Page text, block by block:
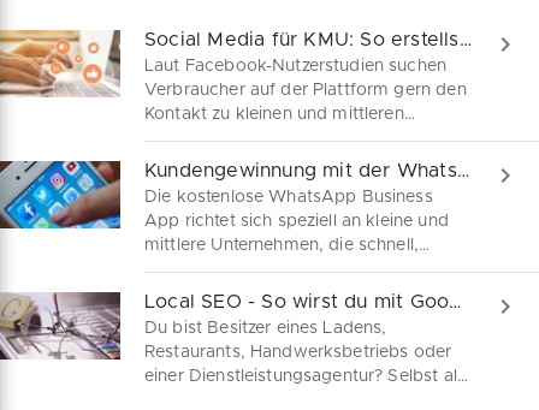
Social Media für KMU: So erstellst du deine Facebook Business Page
Laut Facebook-Nutzerstudien suchen
Verbraucher auf der Plattform gern den
Kontakt zu kleinen und mittleren
Unternehmen aus ihrer jeweiligen
Region. Allein in Deutschland haben
über 20 Millionen der aktiven Menschen
auf Facebook – von 26 Millionen
insgesamt – rund 387 Millionen
Verbindungen mit dem hiesigen
der Deutschen auf Facebook. Dieses
Potential sollten kleine und
mittelständische Unternehmen nutzen.
Mit einer Facebook Business Page
Kundengewinnung mit der WhatsApp Business App
Die kostenlose WhatsApp Business
App richtet sich speziell an kleine und
mittlere Unternehmen, die schnell,
unkompliziert und vertraulich mit ihren
Kunden kommunizieren wollen. Wir
zeigen dir, wie du dein WhatsApp
Business Profil erstellst und sofort alle
Features nutzen kannst.
Local SEO - So wirst du mit Google My Business in deiner Region gefunden
Du bist Besitzer eines Ladens,
Restaurants, Handwerksbetriebs oder
einer Dienstleistungsagentur? Selbst als